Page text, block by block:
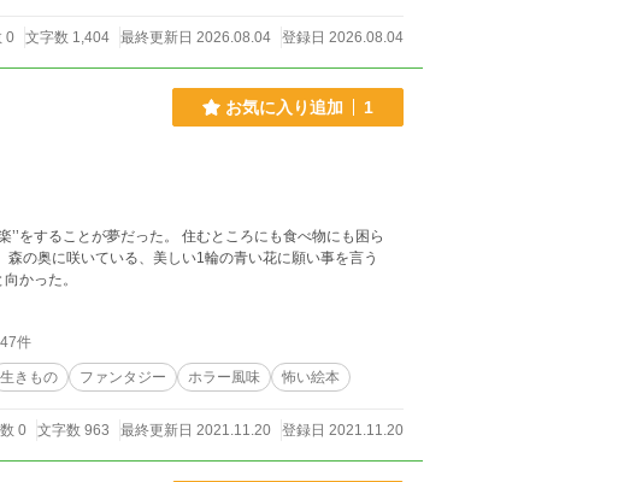
0 文字数 1,404 最終更新日 2026.08.04 登録日 2026.08.04
お気に入り追加 1
をすることが夢だった。 住むところにも食べ物にも困ら
森へと向かった。
件
生きもの ファンタジー ホラー風味 怖い絵本
0 文字数 963 最終更新日 2021.11.20 登録日 2021.11.20